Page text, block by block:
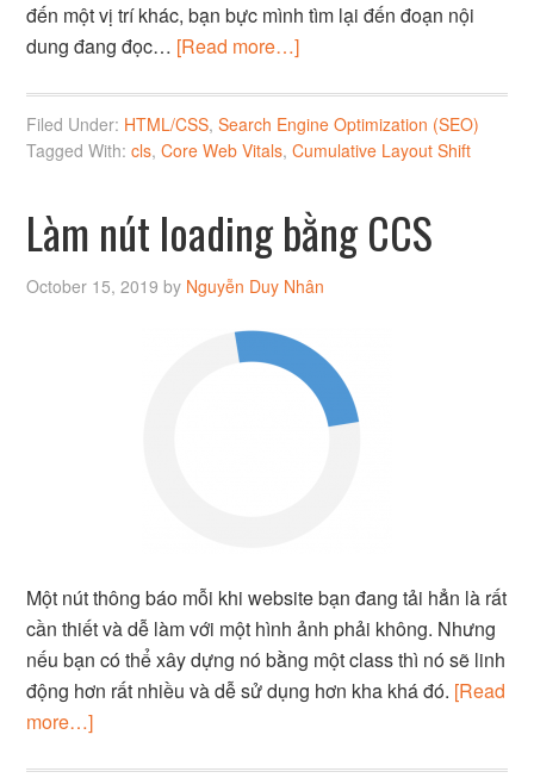
đến một vị trí khác, bạn bực mình tìm lại đến đoạn nội
dung đang đọc… [Read more…]
Filed Under: HTML/CSS,Search Engine Optimization (SEO)
Tagged With:cls,Core Web Vitals,Cumulative Layout Shift
Làm nút loading bằng CCS
October 15, 2019 by Nguyễn Duy Nhân
Một nút thông báo mỗi khi website bạn đang tải hẳn là rất
cần thiết và dễ làm với một hình ảnh phải không. Nhưng
nếu bạn có thể xây dựng nó bằng một class thì nó sẽ linh
động hơn rất nhiều và dễ sử dụng hơn kha khá đó. [Read
more…]